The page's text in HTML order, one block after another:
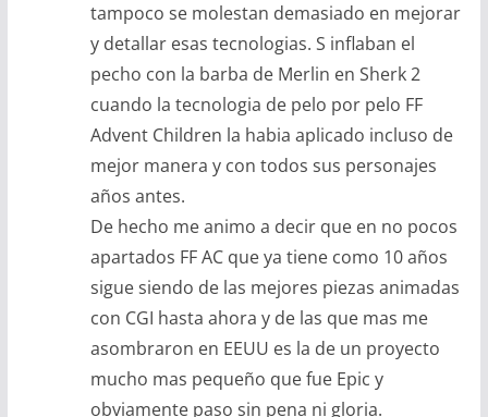
tampoco se molestan demasiado en mejorar
y detallar esas tecnologias. S inflaban el
pecho con la barba de Merlin en Sherk 2
cuando la tecnologia de pelo por pelo FF
Advent Children la habia aplicado incluso de
mejor manera y con todos sus personajes
años antes.
De hecho me animo a decir que en no pocos
apartados FF AC que ya tiene como 10 años
sigue siendo de las mejores piezas animadas
con CGI hasta ahora y de las que mas me
asombraron en EEUU es la de un proyecto
mucho mas pequeño que fue Epic y
obviamente paso sin pena ni gloria.